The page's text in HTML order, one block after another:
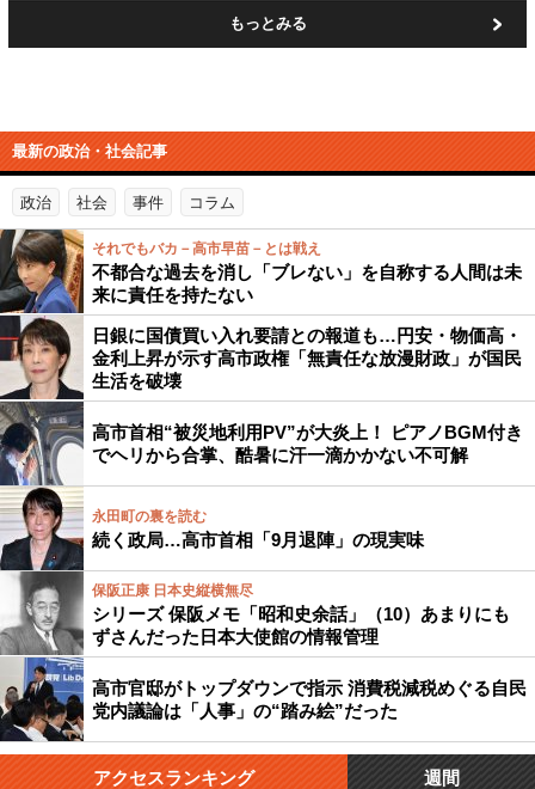
もっとみる
最新の政治・社会記事
政治 社会 事件 コラム
それでもバカ－高市早苗－とは戦え
不都合な過去を消し「ブレない」を自称する人間は未
来に責任を持たない
日銀に国債買い入れ要請との報道も…円安・物価高・
金利上昇が示す高市政権「無責任な放漫財政」が国民
生活を破壊
高市首相“被災地利用PV”が大炎上！ ピアノBGM付き
でヘリから合掌、酷暑に汗一滴かかない不可解
永田町の裏を読む
続く政局…高市首相「9月退陣」の現実味
保阪正康 日本史縦横無尽
シリーズ 保阪メモ「昭和史余話」（10）あまりにも
ずさんだった日本大使館の情報管理
高市官邸がトップダウンで指示 消費税減税めぐる自民
党内議論は「人事」の“踏み絵”だった
アクセスランキング 週間